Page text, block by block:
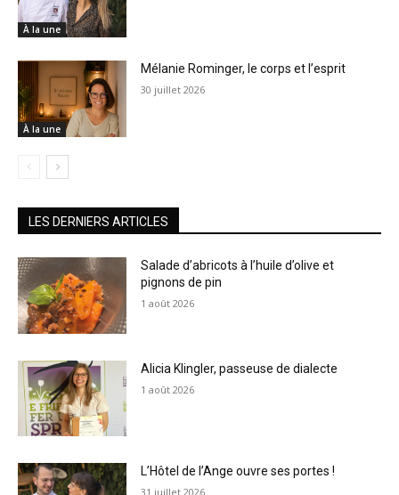
À la une
À la une
Mélanie Rominger, le corps et l’esprit
30 juillet 2026
LES DERNIERS ARTICLES
Salade d’abricots à l’huile d’olive et
pignons de pin
1 août 2026
Alicia Klingler, passeuse de dialecte
1 août 2026
L’Hôtel de l’Ange ouvre ses portes !
31 juillet 2026